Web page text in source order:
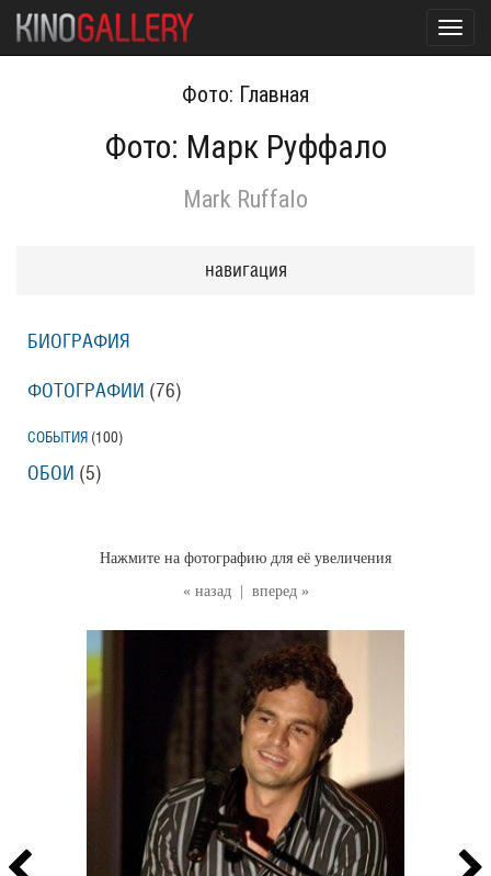
Фото: Главная
Фото: Марк Руффало
Mark Ruffalo
« назад вперед »
Нажмите на фотографию для её увеличения
навигация
БИОГРАФИЯ
ФОТОГРАФИИ (76)
СОБЫТИЯ (100)
ОБОИ (5)